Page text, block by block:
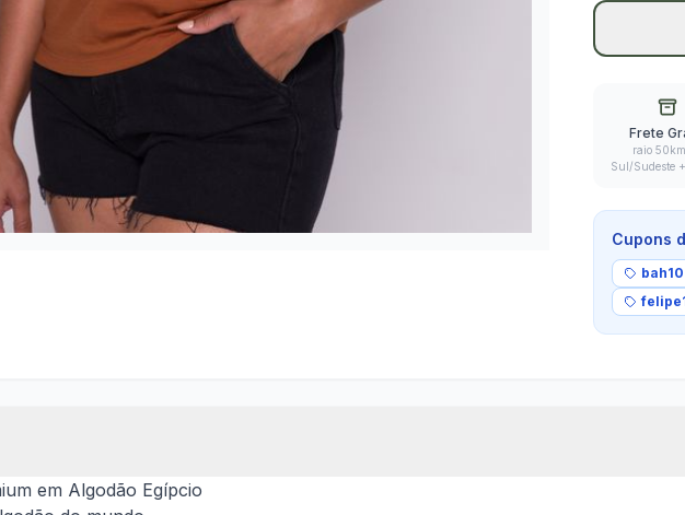
Frete
raio
Sul/Sudeste
Cupons
em Algodão Egípcio